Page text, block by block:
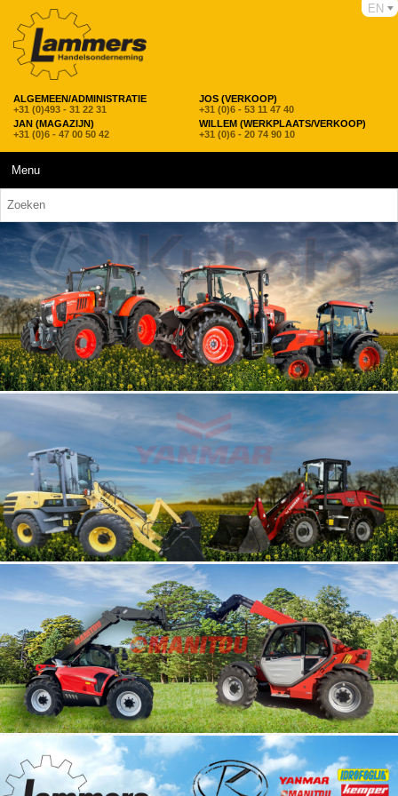
ALGEMEEN/ADMINISTRATIE
+31 (0)493 - 31 22 31
JOS (VERKOOP)
+31 (0)6 - 53 11 47 40
JAN (MAGAZIJN)
+31 (0)6 - 47 00 50 42
WILLEM (WERKPLAATS/VERKOOP)
+31 (0)6 - 20 74 90 10
EN
Menu